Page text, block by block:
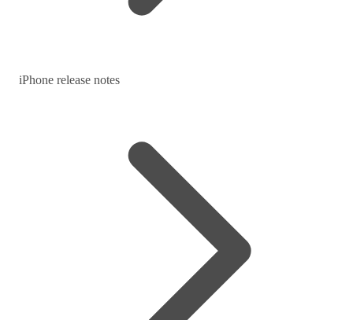
iPhone release notes